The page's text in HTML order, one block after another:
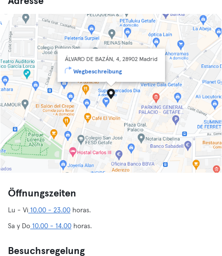
ÁLVARO DE BAZÁN, 4, 28902 Madrid
Wegbeschreibung
Öffnungszeiten
Lu - Vi 10.00 - 23.00 horas.
Sa y Do 10.00 - 14.00 horas.
Besuchsregelung